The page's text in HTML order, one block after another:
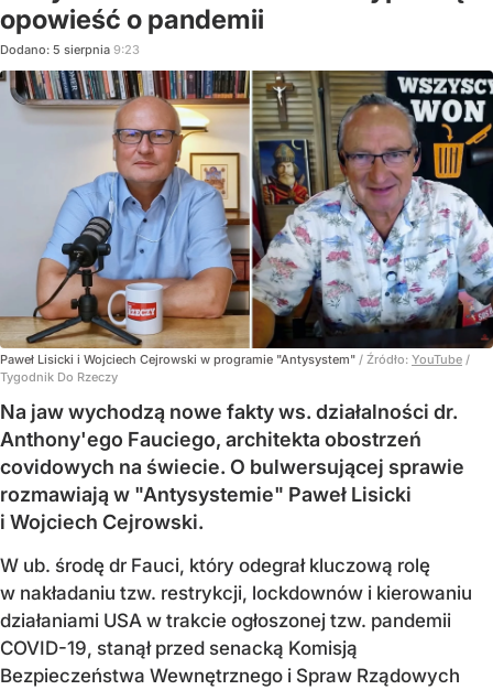
opowieść o pandemii
Dodano: 5 sierpnia 9:23
Paweł Lisicki i Wojciech Cejrowski w programie "Antysystem" / Źródło: YouTube /
Tygodnik Do Rzeczy
Na jaw wychodzą nowe fakty ws. działalności dr.
Anthony'ego Fauciego, architekta obostrzeń
covidowych na świecie. O bulwersującej sprawie
rozmawiają w "Antysystemie" Paweł Lisicki
i Wojciech Cejrowski.
W ub. środę dr Fauci, który odegrał kluczową rolę
w nakładaniu tzw. restrykcji, lockdownów i kierowaniu
działaniami USA w trakcie ogłoszonej tzw. pandemii
COVID-19, stanął przed senacką Komisją
Bezpieczeństwa Wewnętrznego i Spraw Rządowych